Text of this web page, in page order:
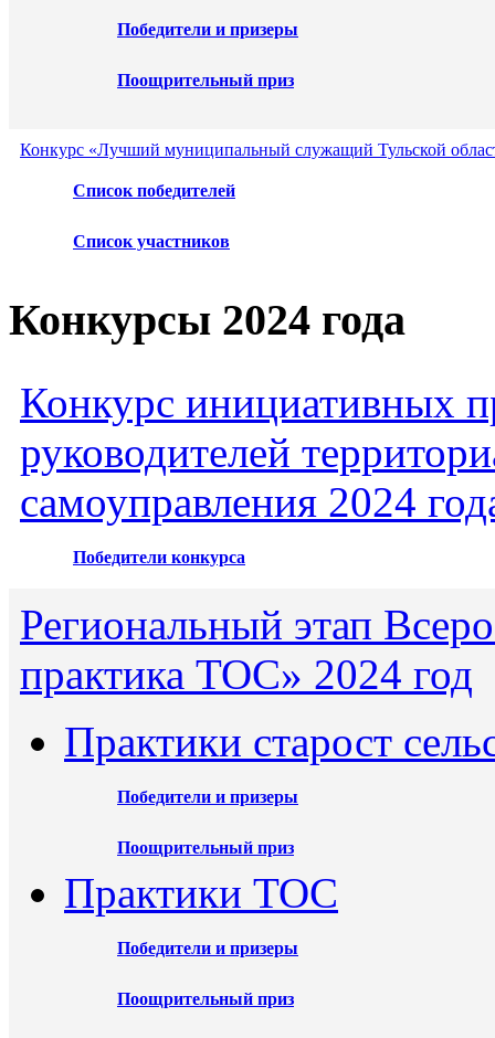
Победители и призеры
Поощрительный приз
Конкурс «Лучший муниципальный служащий Тульской
Список победителей
Список участников
Конкурсы 2024 года
Конкурс инициативных
руководителей
самоуправления 2024
Победители конкурса
Региональный этап
практика ТОС» 2024 год
Практики старост
Победители и призеры
Поощрительный приз
Практики ТОС
Победители и призеры
Поощрительный приз